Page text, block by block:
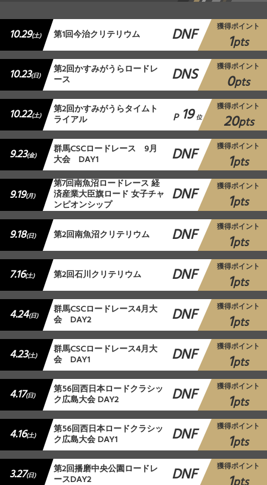
10.29(土) 第1回今治クリテリウム DNF 獲得ポイント
1pts
10.23(日) 第2回かすみがうらロードレ
ース DNS 獲得ポイント
0pts
10.22(土) 第2回かすみがうらタイムト
ライアル P 19 位
獲得ポイント
20pts
9.23(金) 群馬CSCロードレース 9月
大会 DAY1 DNF 獲得ポイント
1pts
9.19(月)
第7回南魚沼ロードレース 経
済産業大臣旗ロード 女子チャ
ンピオンシップ DNF 獲得ポイント
1pts
9.18(日) 第2回南魚沼クリテリウム DNF 獲得ポイント
1pts
7.16(土) 第2回石川クリテリウム DNF 獲得ポイント
1pts
4.24(日) 群馬CSCロードレース4月大
会 DAY2 DNF 獲得ポイント
1pts
4.23(土) 群馬CSCロードレース4月大
会 DAY1 DNF 獲得ポイント
1pts
4.17(日) 第56回西日本ロードクラシッ
ク広島大会 DAY2 DNF 獲得ポイント
1pts
4.16(土) 第56回西日本ロードクラシッ
ク広島大会 DAY1 DNF 獲得ポイント
1pts
3.27(日) 第2回播磨中央公園ロードレ
ースDAY2 DNF 獲得ポイント